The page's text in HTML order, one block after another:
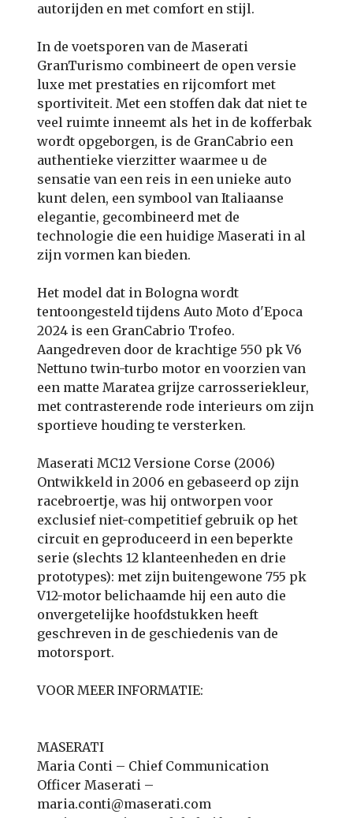
autorijden en met comfort en stijl.
In de voetsporen van de Maserati
GranTurismo combineert de open versie
luxe met prestaties en rijcomfort met
sportiviteit. Met een stoffen dak dat niet te
veel ruimte inneemt als het in de kofferbak
wordt opgeborgen, is de GranCabrio een
authentieke vierzitter waarmee u de
sensatie van een reis in een unieke auto
kunt delen, een symbool van Italiaanse
elegantie, gecombineerd met de
technologie die een huidige Maserati in al
zijn vormen kan bieden.
Het model dat in Bologna wordt
tentoongesteld tijdens Auto Moto d'Epoca
2024 is een GranCabrio Trofeo.
Aangedreven door de krachtige 550 pk V6
Nettuno twin-turbo motor en voorzien van
een matte Maratea grijze carrosseriekleur,
met contrasterende rode interieurs om zijn
sportieve houding te versterken.
Maserati MC12 Versione Corse (2006)
Ontwikkeld in 2006 en gebaseerd op zijn
racebroertje, was hij ontworpen voor
exclusief niet-competitief gebruik op het
circuit en geproduceerd in een beperkte
serie (slechts 12 klanteenheden en drie
prototypes): met zijn buitengewone 755 pk
V12-motor belichaamde hij een auto die
onvergetelijke hoofdstukken heeft
geschreven in de geschiedenis van de
motorsport.
VOOR MEER INFORMATIE:
MASERATI
Maria Conti – Chief Communication
Officer Maserati –
maria.conti@maserati.com